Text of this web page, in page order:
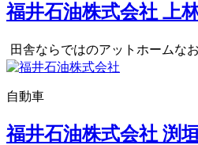
福井石油株式会社 上
田舎ならではのアットホームな
自動車
福井石油株式会社 渕